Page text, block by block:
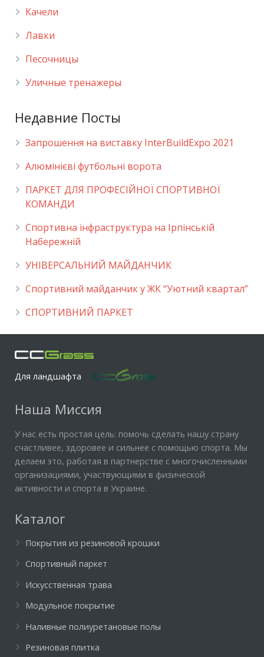
Качели
Лавки
Песочницы
Уличные тренажеры
Недавние Посты
Запрошення на виставку InterBuildExpo 2021
Алюмінієві футбольні ворота
ПАРКЕТ ДЛЯ ПРОФЕСІЙНОЇ СПОРТИВНОЇ
КОМАНДИ
Спортивна інфраструктура на Ірпінській
Набережній
УНІВЕРСАЛЬНИЙ МАЙДАНЧИК
Cпортивний майданчик у ЖК “Уютний квартал”
СПОРТИВНИЙ ПАРКЕТ
Для ландшафта
Наша Миссия
У нас есть простая цель: помочь сделать нашу страну
счастливее, здоровее и сильнее с помощью спорта. Мы
делаем это, работая в партнерстве с многочисленными
организациями, участвующими в физической
активности и спорта в Украине.
Каталог
Покрытия из резиновой крошки
Спортивный паркет
Искусственная трава
Модульное покрытие
Наливные полиуретановые полы
Резиновая плитка